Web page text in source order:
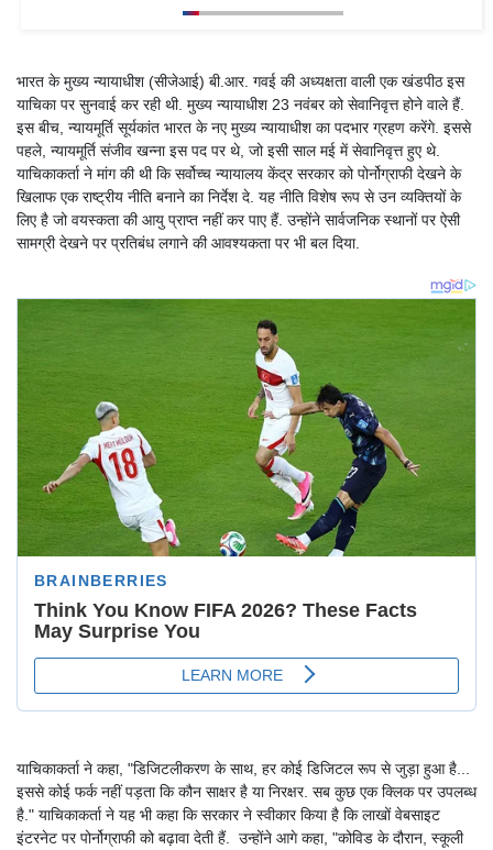
भारत के मुख्य न्यायाधीश (सीजेआई) बी.आर. गवई की अध्यक्षता वाली एक खंडपीठ इस
याचिका पर सुनवाई कर रही थी. मुख्य न्यायाधीश 23 नवंबर को सेवानिवृत्त होने वाले हैं.
इस बीच, न्यायमूर्ति सूर्यकांत भारत के नए मुख्य न्यायाधीश का पदभार ग्रहण करेंगे. इससे
पहले, न्यायमूर्ति संजीव खन्ना इस पद पर थे, जो इसी साल मई में सेवानिवृत्त हुए थे.
याचिकाकर्ता ने मांग की थी कि सर्वोच्च न्यायालय केंद्र सरकार को पोर्नोग्राफी देखने के
खिलाफ एक राष्ट्रीय नीति बनाने का निर्देश दे. यह नीति विशेष रूप से उन व्यक्तियों के
लिए है जो वयस्कता की आयु प्राप्त नहीं कर पाए हैं. उन्होंने सार्वजनिक स्थानों पर ऐसी
सामग्री देखने पर प्रतिबंध लगाने की आवश्यकता पर भी बल दिया.
याचिकाकर्ता ने कहा, "डिजिटलीकरण के साथ, हर कोई डिजिटल रूप से जुड़ा हुआ है...
इससे कोई फर्क नहीं पड़ता कि कौन साक्षर है या निरक्षर. सब कुछ एक क्लिक पर उपलब्ध
है." याचिकाकर्ता ने यह भी कहा कि सरकार ने स्वीकार किया है कि लाखों वेबसाइट
इंटरनेट पर पोर्नोग्राफी को बढ़ावा देती हैं. उन्होंने आगे कहा, "कोविड के दौरान, स्कूली